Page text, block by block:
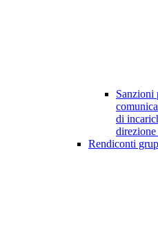
Sanzioni
di
Rendiconti